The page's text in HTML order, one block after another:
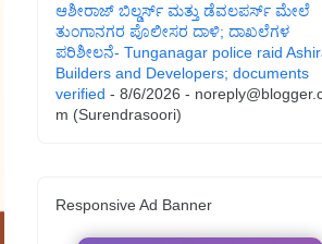
ಆಶೀರಾಜ್ ಬಿಲ್ಡರ್ಸ್ ಮತ್ತು ಡೆವಲಪರ್ಸ್ ಮೇಲೆ
ತುಂಗಾನಗರ ಪೊಲೀಸರ ದಾಳಿ; ದಾಖಲೆಗಳ
ಪರಿಶೀಲನೆ- Tunganagar police raid
Builders and Developers; documents
verified - 8/6/2026 -
m (Surendrasoori)
Responsive Ad Banner